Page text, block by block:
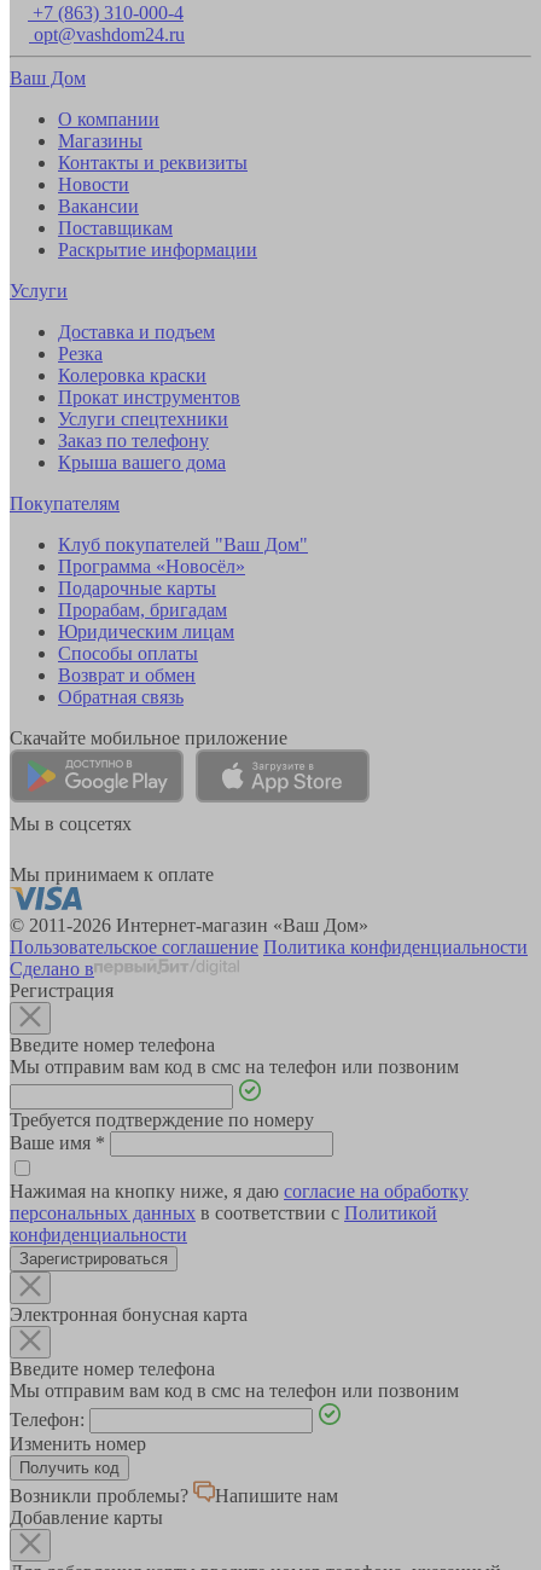
+7 (863) 310-000-4
opt@vashdom24.ru
Ваш Дом
О компании
Магазины
Контакты и реквизиты
Новости
Вакансии
Поставщикам
Раскрытие информации
Услуги
Доставка и подъем
Резка
Колеровка краски
Прокат инструментов
Услуги спецтехники
Заказ по телефону
Крыша вашего дома
Покупателям
Клуб покупателей "Ваш Дом"
Программа «Новосёл»
Подарочные карты
Прорабам, бригадам
Юридическим лицам
Способы оплаты
Возврат и обмен
Обратная связь
Скачайте мобильное приложение
Мы в соцсетях
Мы принимаем к оплате
© 2011-2026 Интернет-магазин «Ваш Дом»
Пользовательское соглашение Политика конфиденциальности
Сделано в
Регистрация
Введите номер телефона
Мы отправим вам код в смс на телефон или позвоним
Требуется подтверждение по номеру
Ваше имя *
Нажимая на кнопку ниже, я даю согласие на обработку
персональных данных в соответствии с Политикой
конфиденциальности
Зарегистрироваться
Электронная бонусная карта
Введите номер телефона
Мы отправим вам код в смс на телефон или позвоним
Телефон:
Изменить номер
Возникли проблемы?
Напишите нам
Добавление карты